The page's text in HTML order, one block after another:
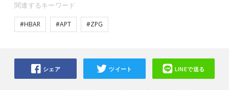
関連するキーワード
#HBAR #APT #ZPG
シェア ツイート LINEで送る